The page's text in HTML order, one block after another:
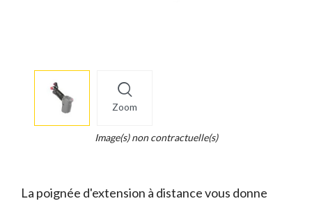
Zoom
info
Legend...
Image(s) non contractuelle(s)
La poignée d'extension à distance vous donne